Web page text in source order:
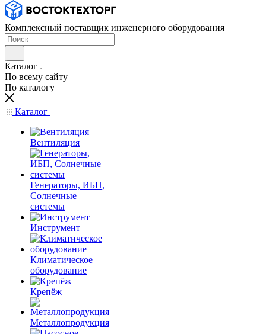
Комплексный поставщик инженерного оборудования
Каталог
По всему сайту
По каталогу
Каталог
Вентиляция
Генераторы, ИБП,
Солнечные
системы
Инструмент
Климатическое
оборудование
Крепёж
Металлопродукция